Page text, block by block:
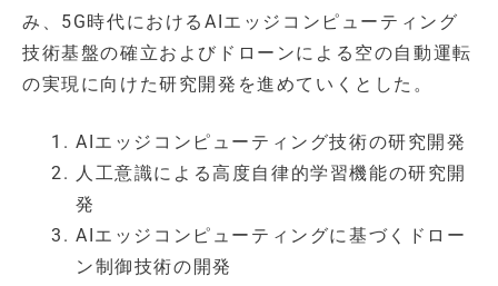
み、5G時代におけるAIエッジコンピューティング
技術基盤の確立およびドローンによる空の自動運転
の実現に向けた研究開発を進めていくとした。
AIエッジコンピューティング技術の研究開発
人工意識による高度自律的学習機能の研究開
発
AIエッジコンピューティングに基づくドロー
ン制御技術の開発